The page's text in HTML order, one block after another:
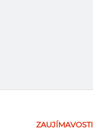
ZAUJÍMAVOSTI